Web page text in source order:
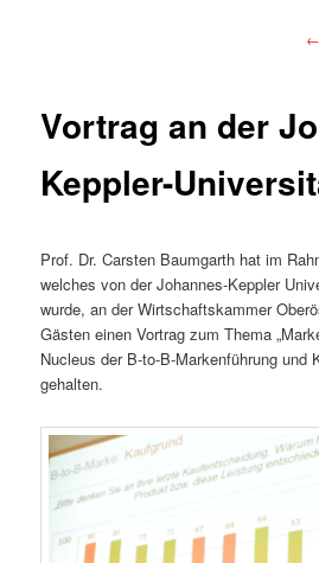
←
Vortrag an der
Keppler-
Prof. Dr. Carsten Baumgarth hat im
welches von der Johannes-Keppler
wurde, an der Wirtschaftskammer
Gästen einen Vortrag zum Thema
Nucleus der B-to-B-Markenführung und
gehalten.